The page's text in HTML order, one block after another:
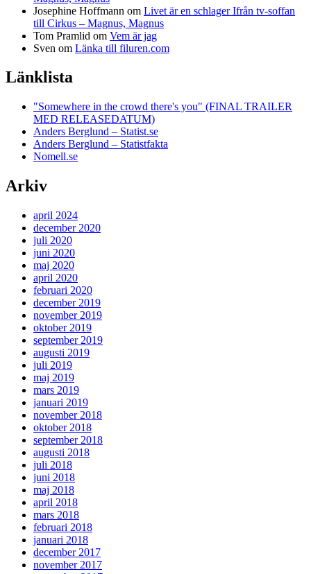
Josephine Hoffmann om Livet är en schlager Ifrån tv-soffan
till Cirkus – Magnus, Magnus
Tom Pramlid om Vem är jag
Sven om Länka till filuren.com
Länklista
"Somewhere in the crowd there's you" (FINAL TRAILER
MED RELEASEDATUM)
Anders Berglund – Statist.se
Anders Berglund – Statistfakta
Nomell.se
Arkiv
april 2024
december 2020
juli 2020
juni 2020
maj 2020
april 2020
februari 2020
december 2019
november 2019
oktober 2019
september 2019
augusti 2019
juli 2019
maj 2019
mars 2019
januari 2019
november 2018
oktober 2018
september 2018
augusti 2018
juli 2018
juni 2018
maj 2018
april 2018
mars 2018
februari 2018
januari 2018
december 2017
november 2017